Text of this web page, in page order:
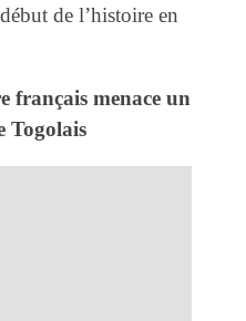
de l’histoire en
français menace un
Togolais